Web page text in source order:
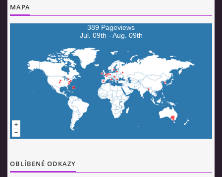
Jimmy van Booken a.k.a Shogo
booking@jimmyvanbooken.com
jimmyvanbooken@gmail.com
© 2026 eStránky.cz Aktualizováno: 5. 8. 2026|Nahoru ↑
MAPA
389 Pageviews
Jul. 09th - Aug. 09th
OBLÍBENÉ ODKAZY